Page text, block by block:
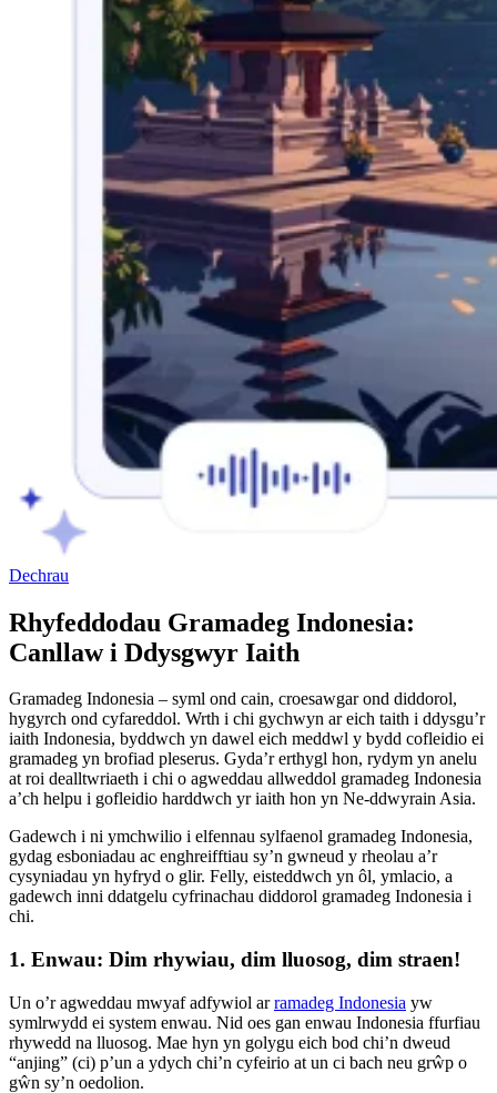
Dechrau
Rhyfeddodau Gramadeg Indonesia:
Canllaw i Ddysgwyr Iaith
Gramadeg Indonesia – syml ond cain, croesawgar ond diddorol,
hygyrch ond cyfareddol. Wrth i chi gychwyn ar eich taith i ddysgu’r
iaith Indonesia, byddwch yn dawel eich meddwl y bydd cofleidio ei
gramadeg yn brofiad pleserus. Gyda’r erthygl hon, rydym yn anelu
at roi dealltwriaeth i chi o agweddau allweddol gramadeg Indonesia
a’ch helpu i gofleidio harddwch yr iaith hon yn Ne-ddwyrain Asia.
Gadewch i ni ymchwilio i elfennau sylfaenol gramadeg Indonesia,
gydag esboniadau ac enghreifftiau sy’n gwneud y rheolau a’r
cysyniadau yn hyfryd o glir. Felly, eisteddwch yn ôl, ymlacio, a
gadewch inni ddatgelu cyfrinachau diddorol gramadeg Indonesia i
chi.
1. Enwau: Dim rhywiau, dim lluosog, dim straen!
Un o’r agweddau mwyaf adfywiol arramadeg Indonesia yw
symlrwydd ei system enwau. Nid oes gan enwau Indonesia ffurfiau
rhywedd na lluosog. Mae hyn yn golygu eich bod chi’n dweud
“anjing” (ci) p’un a ydych chi’n cyfeirio at un ci bach neu grŵp o
gŵn sy’n oedolion.